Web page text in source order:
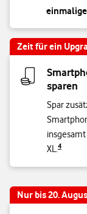
Zeit für ein
sparen
Spar
XL.4
Nur bis 20.